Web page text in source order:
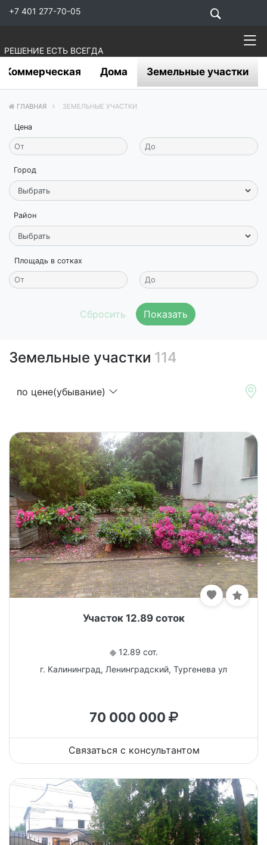
+7 401 277-70-05
РЕШЕНИЕ ЕСТЬ ВСЕГДА
Коммерческая Дома Земельные участки
ГЛАВНАЯ ЗЕМЕЛЬНЫЕ УЧАСТКИ
Цена
Город
Район
Площадь в сотках
Показать
Земельные участки 114
по цене(убывание)
Участок 12.89 соток
12.89 сот.
г. Калининград, Ленинградский, Тургенева ул
70 000 000
Связаться с консультантом